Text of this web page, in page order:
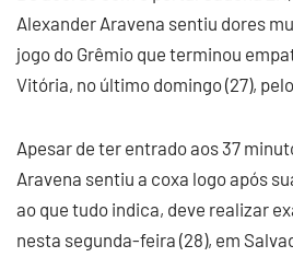
Alexander Aravena sentiu dores
jogo do Grêmio que terminou
Vitória, no último domingo (27),
Apesar de ter entrado aos 37
Aravena sentiu a coxa logo após
ao que tudo indica, deve realizar
nesta segunda-feira (28), em